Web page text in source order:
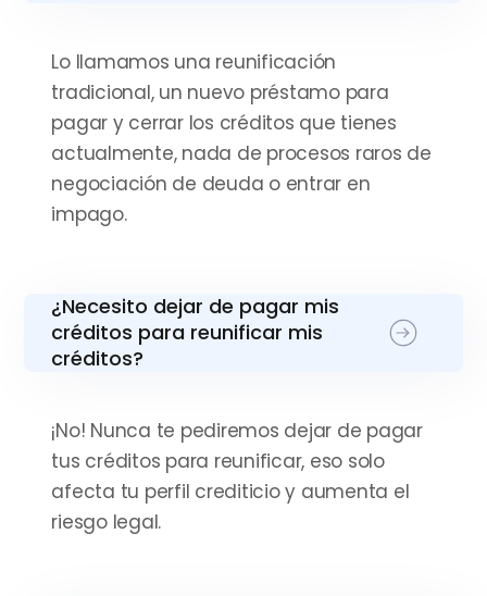
qué no hay mayor
calificación”
Nicholas Lehoucq
Julio 2025
me sentí acompañado por
un equipo profesional”
Julio 2025
“Sin duda, una experiencia
muy positiva que
Lo llamamos una reunificación
tradicional, un nuevo préstamo para
pagar y cerrar los créditos que tienes
actualmente, nada de procesos raros de
negociación de deuda o entrar en
impago.
¿Necesito dejar de pagar mis
créditos para reunificar mis
créditos?
¡No! Nunca te pediremos dejar de pagar
tus créditos para reunificar, eso solo
afecta tu perfil crediticio y aumenta el
riesgo legal.